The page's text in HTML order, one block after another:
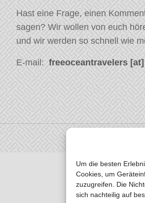
Um die besten
Cookies, um
zuzugreifen. Die
sich nachteilig auf
Hast eine Frage, einen
sagen? Wir wollen von euch
und wir werden so schnell wie
E-mail: freeoceantravelers